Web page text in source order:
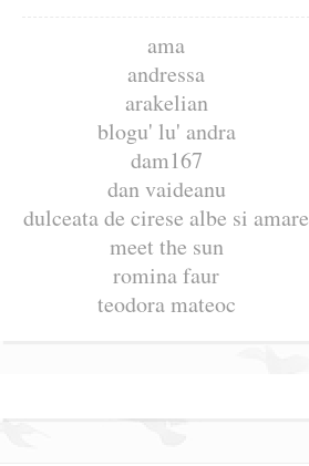
ama
andressa
arakelian
blogu' lu' andra
dam167
dan vaideanu
dulceata de cirese albe si amare
meet the sun
romina faur
teodora mateoc